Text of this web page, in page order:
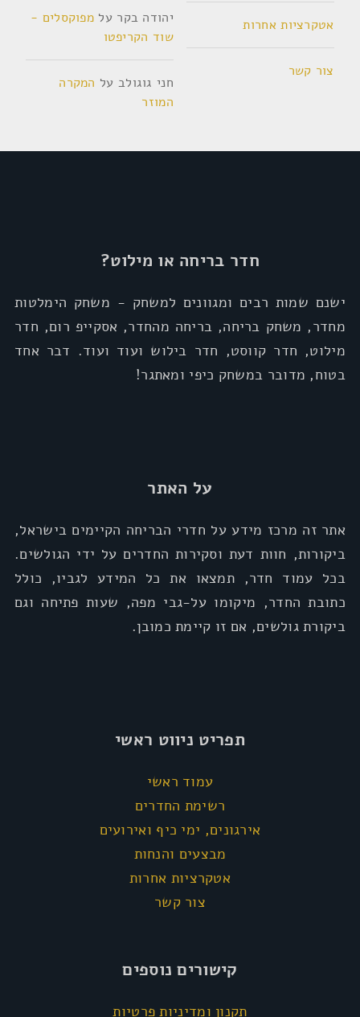
אטקרציות אחרות
צור קשר
יהודה בקר על מפוקסלים -
שוד הקריפטו
חני גוגולב על המקרה
המוזר
חדר בריחה או מילוט?
ישנם שמות רבים ומגוונים למשחק - משחק הימלטות
מחדר, משחק בריחה, בריחה מהחדר, אסקייפ רום, חדר
מילוט, חדר קווסט, חדר בילוש ועוד ועוד. דבר אחד
בטוח, מדובר במשחק כיפי ומאתגר!
על האתר
אתר זה מרכז מידע על חדרי הבריחה הקיימים בישראל,
ביקורות, חוות דעת וסקירות החדרים על ידי הגולשים.
בכל עמוד חדר, תמצאו את כל המידע לגביו, כולל
כתובת החדר, מיקומו על-גבי מפה, שעות פתיחה וגם
ביקורת גולשים, אם זו קיימת כמובן.
תפריט ניווט ראשי
עמוד ראשי
רשימת החדרים
אירגונים, ימי כיף ואירועים
מבצעים והנחות
אטקרציות אחרות
צור קשר
קישורים נוספים
תקנון ומדיניות פרטיות